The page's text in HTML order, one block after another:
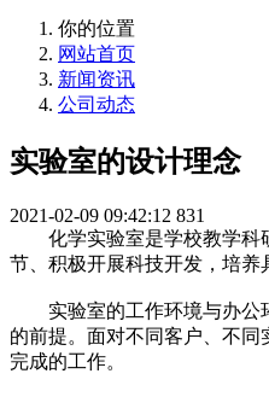
你的位置
网站首页
新闻资讯
公司动态
实验室的设计理念
2021-02-09 09:42:12 831
化学实验室是学校教学科研
节、积极开展科技开发，培养
实验室的工作环境与办公环
的前提。面对不同客户、不
完成的工作。